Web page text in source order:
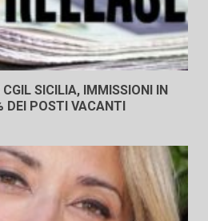
SICILIA, IMMISSIONI IN
DEI POSTI VACANTI